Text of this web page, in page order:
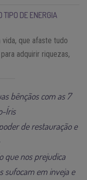
TIPO DE ENERGIA
vida, que afaste tudo
adquirir riquezas,
bênçãos com as 7
Íris
de restauração e
que nos prejudica
sufocam em inveja e